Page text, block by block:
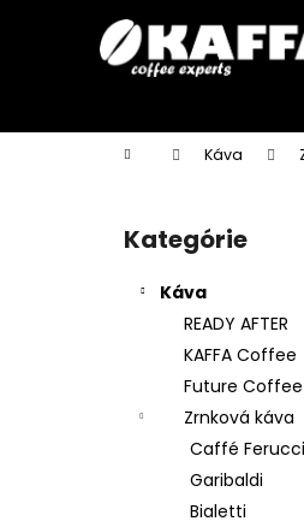
Domov Káva
Preskočiť
kategórie
Kategórie
Káva
READY AFTER
KAFFA Coffee
Future Coffee
Zrnková káva
Caffé Ferucci
Garibaldi
Bialetti
k
Späť
obchodu
Späť
obchodu